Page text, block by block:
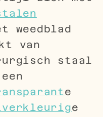
weedblad
van
staal
e
e